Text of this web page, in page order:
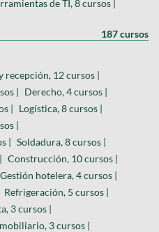
de TI, 8 cursos |
187 cursos
recepción, 12 cursos |
| Derecho, 4 cursos |
| Logística, 8 cursos |
|
| Soldadura, 8 cursos |
Construcción, 10 cursos |
Gestión hotelera, 4 cursos |
Refrigeración, 5 cursos |
3 cursos |
3 cursos |